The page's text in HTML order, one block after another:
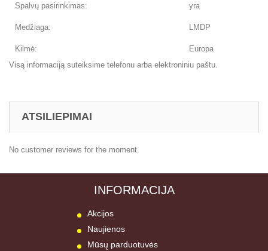
Spalvų pasirinkimas: yra
Medžiaga: LMDP
Kilmė:
Europa
Visą informaciją suteiksime telefonu arba elektroniniu paštu.
ATSILIEPIMAI
No customer reviews for the moment.
INFORMACIJA
Akcijos
Naujienos
Mūsų parduotuvės